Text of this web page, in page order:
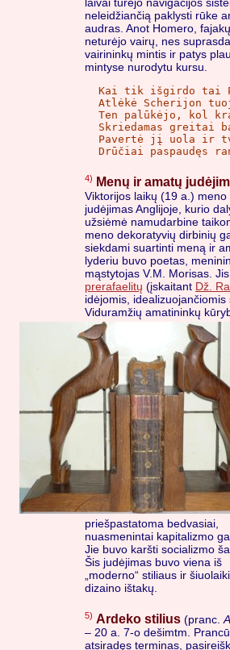
neleidžiančią paklysti rūke
audras. Anot Homero,
neturėjo vairų, nes
vairininkų mintis ir patys
mintyse nurodytu kursu.
Kai tik išgirdo tai
Atlėkė Scherijon
Ten palūkėjo, kol
Skriedamas greitai
Pavertė jį uola ir
Drūčiai paspaudęs
4) Menų ir amatų
Viktorijos laikų (19 a.) meno
judėjimas Anglijoje, kurio
užsiėmė namudarbine
meno dekoratyvių dirbinių
siekdami suartinti meną ir
lyderiu buvo poetas,
mąstytojas V.M. Morisas.
prerafaelitų (įskaitant Dž.
idėjomis, idealizuojančiomis
Viduramžių amatininkų
priešpastatoma bedvasiai,
nuasmenintai kapitalizmo
Jie buvo karšti socializmo
Šis judėjimas buvo viena iš
„moderno“ stiliaus ir
dizaino ištakų.
5) Ardeko stilius (pranc.
– 20 a. 7-o dešimtm.
atsiradęs terminas,